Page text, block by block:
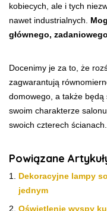
kobiecych, ale i tych
nawet industrialnych.
głównego,
Docenimy je za to, że
zagwarantują
domowego, a także
swoim charakterze
swoich czterech ścianach.
Powiązane
Dekoracyjne lampy
jednym
Oświetlenie wyspy